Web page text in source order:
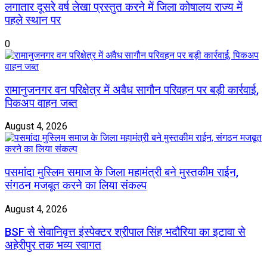
लगातार दूसरे वर्ष लेखा प्रस्तुत करने में जिला कोषालय राज्य में
पहले स्थान पर
0
रामानुजनगर वन परिक्षेत्र में अवैध सागौन परिवहन पर बड़ी कार्रवाई,
पिकअप वाहन जब्त
August 4, 2026
पसमांदा मुस्लिम समाज के जिला महामंत्री बने मुस्तकीम राईन,
संगठन मजबूत करने का लिया संकल्प
August 4, 2026
BSF से सेवानिवृत्त इंस्पेक्टर श्रीपाल सिंह भदौरिया का इटावा से
अहेरीपुर तक भव्य स्वागत